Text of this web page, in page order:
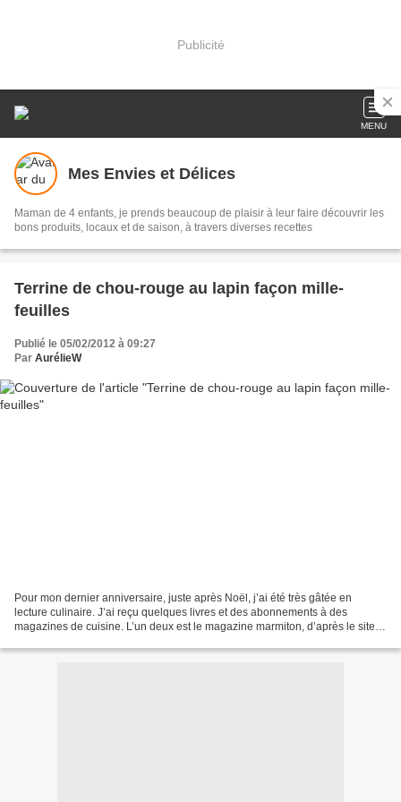
Publicité
MENU
Mes Envies et Délices
Maman de 4 enfants, je prends beaucoup de plaisir à leur faire découvrir les
bons produits, locaux et de saison, à travers diverses recettes
Terrine de chou-rouge au lapin façon mille-
feuilles
Publié le 05/02/2012 à 09:27
Par AurélieW
Pour mon dernier anniversaire, juste après Noël, j’ai été très gâtée en
lecture culinaire. J’ai reçu quelques livres et des abonnements à des
magazines de cuisine. L’un deux est le magazine marmiton, d’après le site si